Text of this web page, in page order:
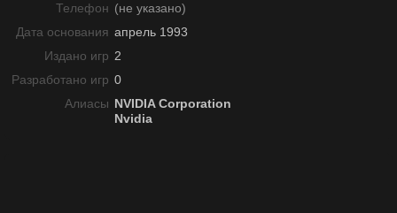
Телефон (не указано)
Дата основания апрель 1993
Издано игр 2
Разработано игр 0
Алиасы NVIDIA Corporation
Nvidia